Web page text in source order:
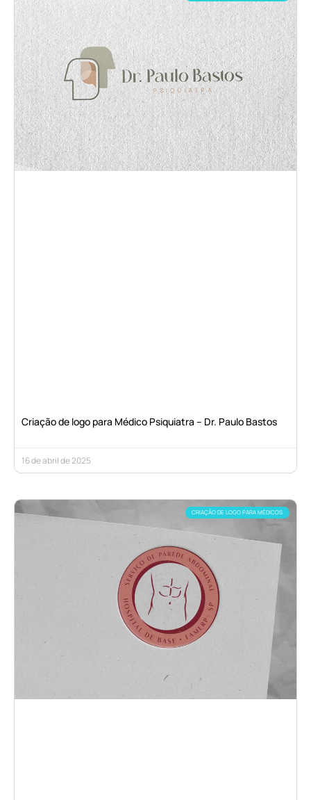
Criação de logo para Médico Psiquiatra – Dr. Paulo Bastos
16 de abril de 2025
CRIAÇÃO DE LOGO PARA MÉDICOS